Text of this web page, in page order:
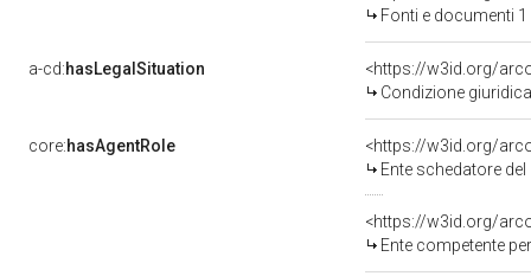
Fonti e documenti
a-cd:hasLegalSituation
Condizione
core:hasAgentRole
<https://w3id.org/
Ente schedatore del bene
<https://w3id.org/
Ente competente per